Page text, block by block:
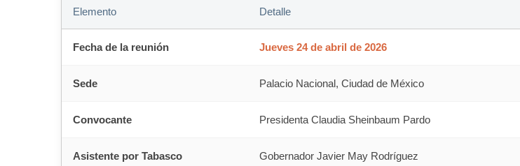
Elemento Detalle
Fecha de la reunión Jueves 24 de abril de 2026
Sede Palacio Nacional, Ciudad de México
Convocante Presidenta Claudia Sheinbaum Pardo
Asistente por Tabasco Gobernador Javier May Rodríguez